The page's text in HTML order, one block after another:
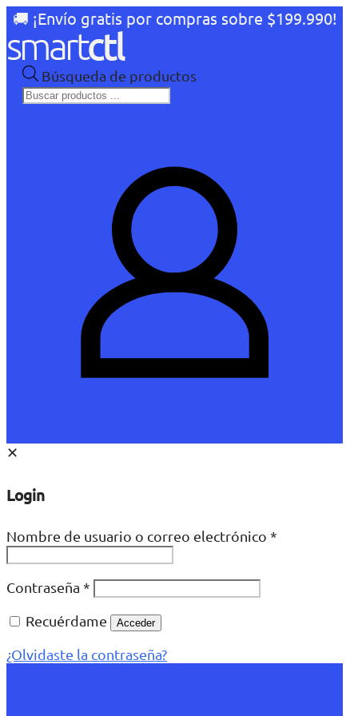
🚚 ¡Envío gratis por compras sobre $199.990!
Búsqueda de productos
✕
Login
Nombre de usuario o correo electrónico *
Contraseña *
Recuérdame
Acceder
¿Olvidaste la contraseña?